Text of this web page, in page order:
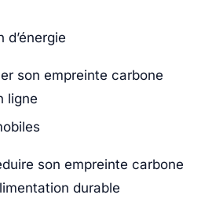
d’énergie
son empreinte carbone
ligne
son empreinte carbone
durable